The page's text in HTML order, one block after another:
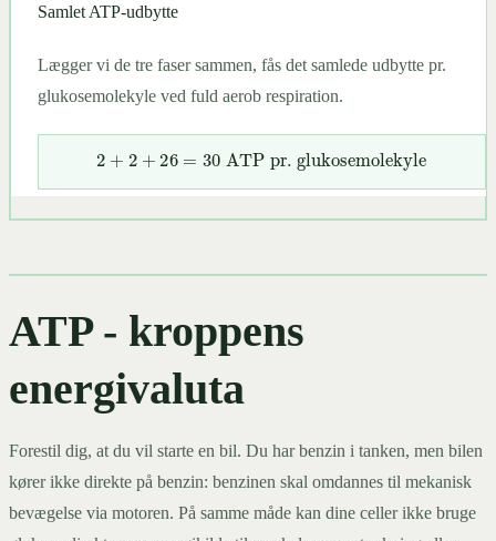
Samlet ATP-udbytte
Lægger vi de tre faser sammen, fås det samlede udbytte pr.
glukosemolekyle ved fuld aerob respiration.
2+2+26=30ATP pr. glukosemolekyle
ATP - kroppens
energivaluta
Forestil dig, at du vil starte en bil. Du har benzin i tanken, men bilen
kører ikke direkte på benzin: benzinen skal omdannes til mekanisk
bevægelse via motoren. På samme måde kan dine celler ikke bruge